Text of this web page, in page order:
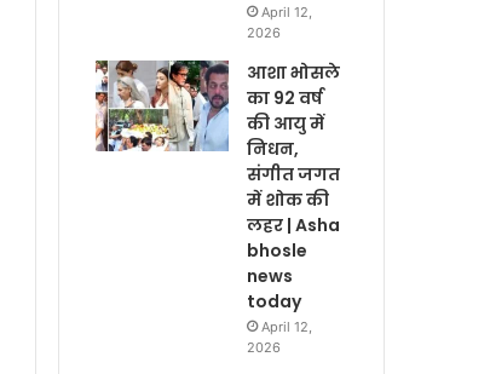
April 12,
2026
आशा भोसले
का 92 वर्ष
की आयु में
निधन,
संगीत जगत
में शोक की
लहर | Asha
bhosle
news
today
April 12,
2026